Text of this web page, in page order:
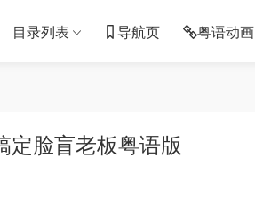
目录列表 导航页 粤语动画
定脸盲老板粤语版